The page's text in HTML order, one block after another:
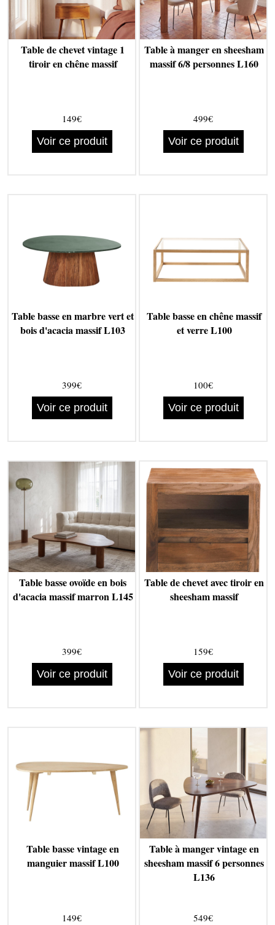
Table de chevet vintage 1
tiroir en chêne massif
149€
Voir ce produit
Table à manger en sheesham
massif 6/8 personnes L160
499€
Voir ce produit
Table basse en marbre vert et
bois d'acacia massif L103
399€
Voir ce produit
Table basse en chêne massif
et verre L100
100€
Voir ce produit
Table basse ovoïde en bois
d'acacia massif marron L145
399€
Voir ce produit
Table de chevet avec tiroir en
sheesham massif
159€
Voir ce produit
Table basse vintage en
manguier massif L100
149€
Table à manger vintage en
sheesham massif 6 personnes
L136
549€